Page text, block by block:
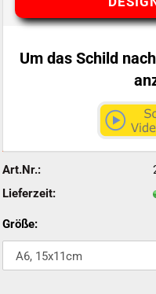
Um das Schild
Art.Nr.:
Lieferzeit:
Größe: